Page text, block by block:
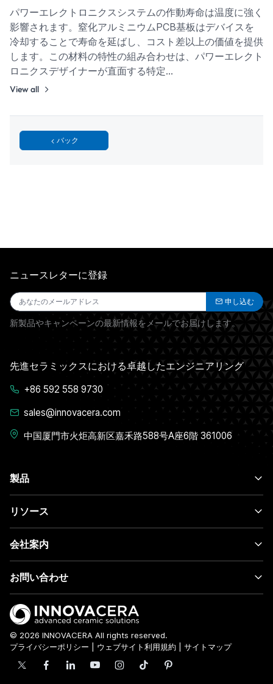
パワーエレクトロニクスシステムの作動寿命は温度に強く
影響されます。窒化アルミニウムPCB基板はデバイスを
冷却することで寿命を延ばし、コスト差以上の価値を提供
します。この材料の特性の組み合わせは、パワーエレクト
ロニクスデザイナーが直面する特定…
View all
バック
製品
リソース
会社案内
お問い合わせ
ニュースレターに登録
申し込む
新製品やキャンペーンの最新情報をメールでお届けします。
先進セラミックスにおける卓越したエンジニアリング
+86 592 558 9730
sales@innovacera.com
中国厦門市火炬高新区嘉禾路588号A座6階 361006
© 2026 INNOVACERA All rights reserved.
プライバシーポリシー
ウェブサイト利用規約 サイトマップ